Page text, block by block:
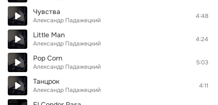
Чувства
Александр Падажецкий
4:48
Little Man
Александр Падажецкий
4:24
Pop Corn
Александр Падажецкий
5:03
Танцрок
Александр Падажецкий
4:11